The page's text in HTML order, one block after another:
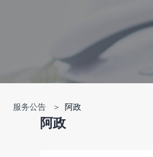
服务公告 ＞ 阿政
阿政